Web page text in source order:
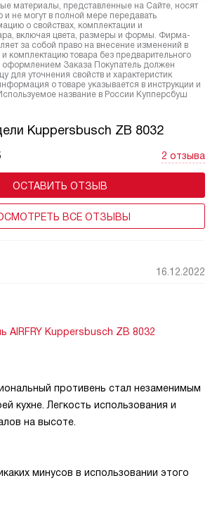
материалы, представленные на Сайте, носят
и не могут в полной мере передавать
о свойствах, комплектации и
включая цвета, размеры и формы. Фирма-
за собой право на внесение изменений в
комплектацию товара без предварительного
Заказа Покупатель должен
для уточнения свойств и характеристик
о товаре указывается в инструкции и
название в России Купперсбуш
Kuppersbusch ZB 8032
2 отзыва
ОСТАВИТЬ ОТЗЫВ
ВСЕ ОТЗЫВЫ
16.12.2022
AIRFRY Kuppersbusch ZB 8032
противень стал незаменимым
кухне. Легкость использования и
на высоте.
минусов в использовании этого